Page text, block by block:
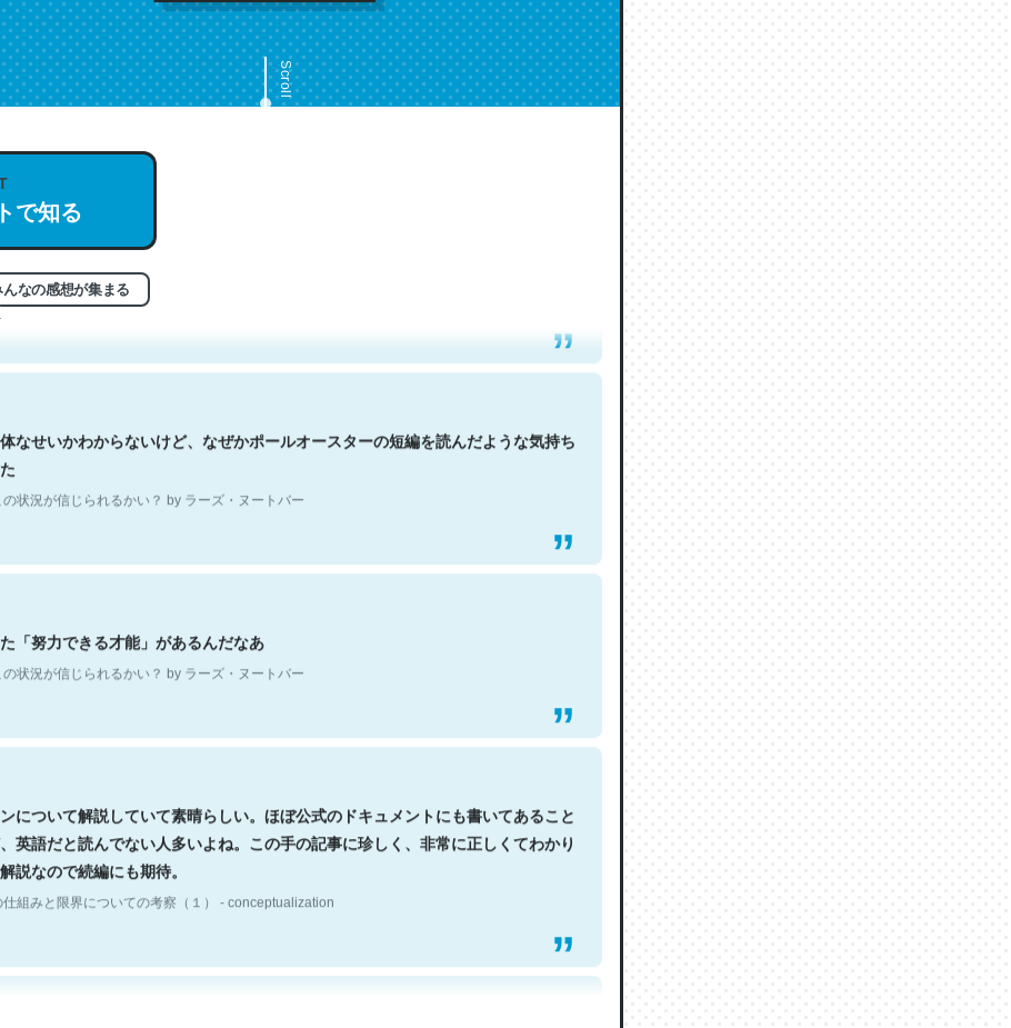
Scroll
で知る
なの感想が集まる
文。彼はとてもクレバーなんだろうなと凄く思う。英語少しでも読める人は原文
。自分はこの流れ好き。Let’s Fucking Go. Then Covid hit. Shit.
状況が信じられるかい？ by ラーズ・ヌートバー
なせいかわからないけど、なぜかポールオースターの短編を読んだような気持ち
状況が信じられるかい？ by ラーズ・ヌートバー
「努力できる才能」があるんだなあ
状況が信じられるかい？ by ラーズ・ヌートバー
について解説していて素晴らしい。ほぼ公式のドキュメントにも書いてあること
、英語だと読んでない人多いよね。この手の記事に珍しく、非常に正しくてわかり
説なので続編にも期待。
組みと限界についての考察（１） - conceptualization